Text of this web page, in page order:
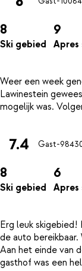
8
Ski gebied
9
Apres
Weer een week
Lawinestein
7.4 Gast-9843
8
Ski gebied
6
Apres
Erg leuk skigebied!
de auto
Aan het einde van